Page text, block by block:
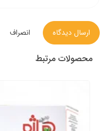
ارسال دیدگاه انصراف
محصولات مرتبط